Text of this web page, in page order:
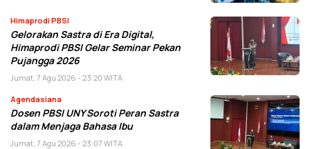
Himaprodi PBSI
Gelorakan Sastra di Era Digital,
Himaprodi PBSI Gelar Seminar Pekan
Pujangga 2026
Jumat, 7 Agu 2026 - 23:20 WITA
Agendasiana
Dosen PBSI UNY Soroti Peran Sastra
dalam Menjaga Bahasa Ibu
Jumat, 7 Agu 2026 - 23:07 WITA